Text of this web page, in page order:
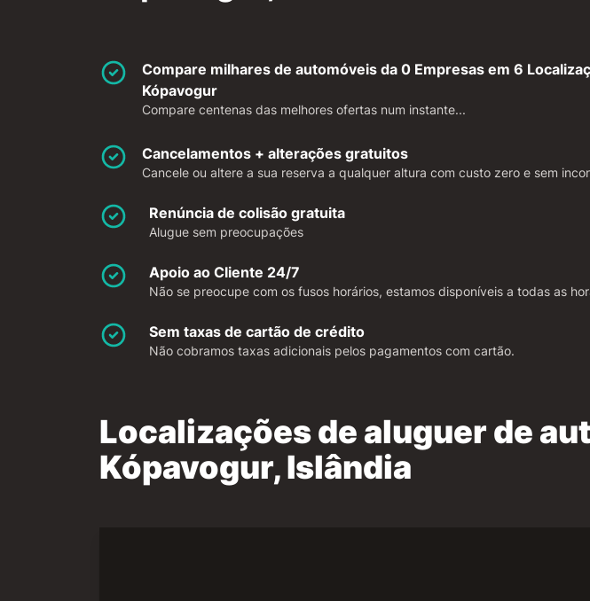
Compare milhares de automóveis da 0 Empresas em 6
Kópavogur
Compare centenas das melhores ofertas num instante...
Cancelamentos + alterações gratuitos
Cancele ou altere a sua reserva a qualquer altura com custo zero e sem
Renúncia de colisão gratuita
Alugue sem preocupações
Apoio ao Cliente 24/7
Não se preocupe com os fusos horários, estamos disponíveis a todas as
Sem taxas de cartão de crédito
Não cobramos taxas adicionais pelos pagamentos com cartão.
Localizações de aluguer de
Kópavogur, Islândia